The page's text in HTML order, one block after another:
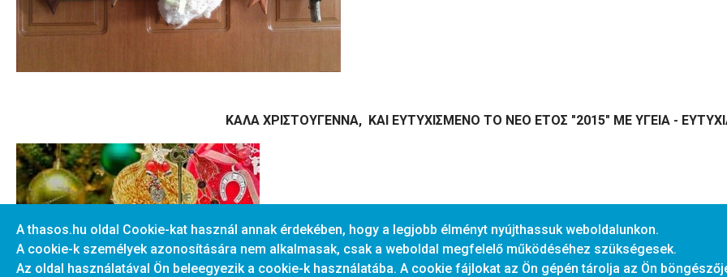
ΚΑΛΑ ΧΡΙΣΤΟΥΓΕΝΝΑ, KAI ΕΥΤΥΧΙΣΜΕΝΟ ΤΟ ΝΕΟ ΕΤΟΣ "2015" ΜΕ ΥΓΕΙΑ -
A thasos.hu oldal Cookie-kat használ annak érdekében, hogy a legjobb élményt nyújthassuk weboldalunkon.
A cookie-k személyek azonosítására nem alkalmasak, csak a weboldal megfelelő működéséhez szükségesek.
Az oldal használatával Ön beleegyezik a cookie-k használatába. A cookie fájlokat az Ön gépén tárolja az Ön